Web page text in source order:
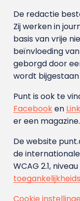
De redactie
Zij werken in
basis van vrije
beïnvloeding
geborgd door
wordt
Punt is ook te
Facebooken
er een magazine.
De website
de
WCAG 2.1,
Cookie